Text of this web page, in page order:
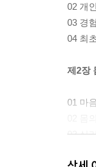
02 개
03 경
04 최
제2장
01 마
03 심